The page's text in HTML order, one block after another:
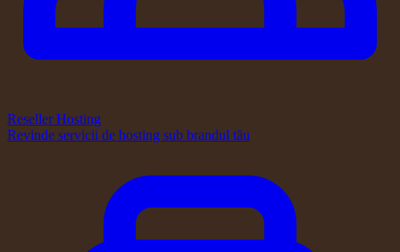
Reseller Hosting
Revinde servicii de hosting sub brandul tău